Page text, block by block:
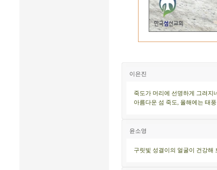
이은진
죽도가 머리에 선명하게 그려지
아름다운 섬 죽도, 올해에는 태
윤소영
구릿빛 성결이의 얼굴이 건강해